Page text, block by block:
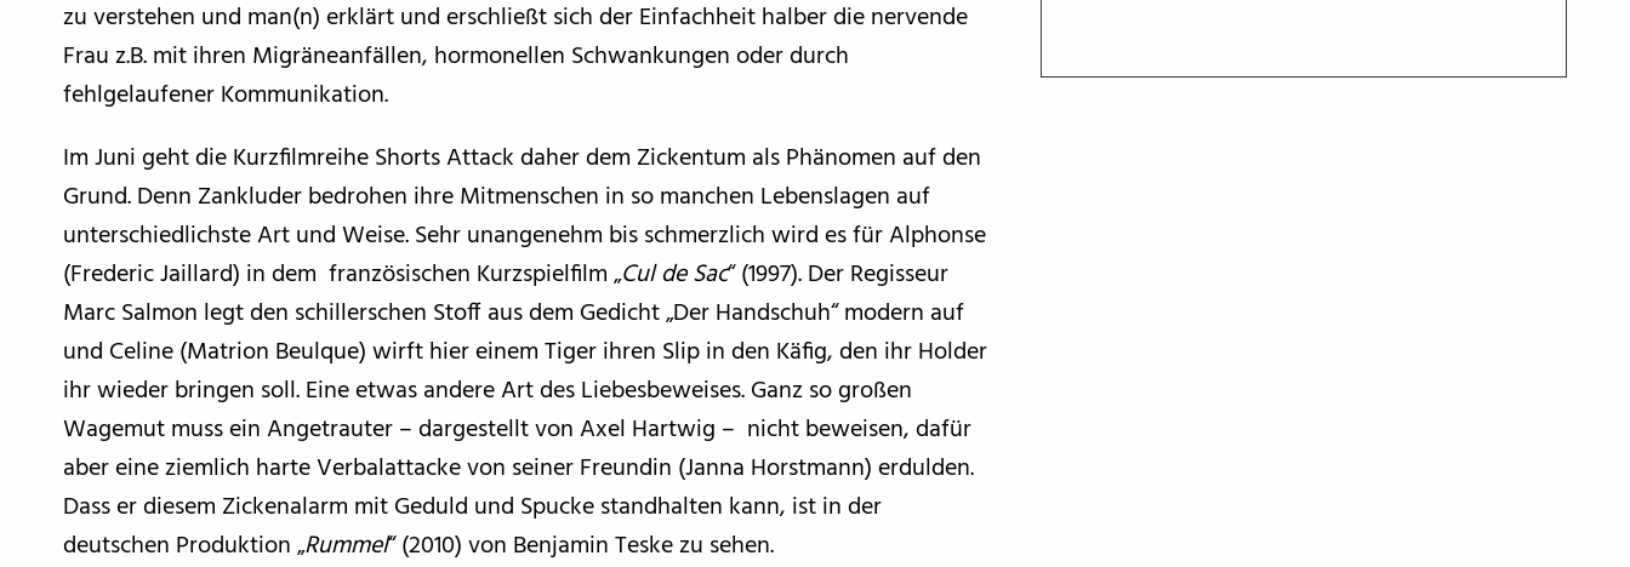
zu verstehen und man(n) erklärt und erschließt sich der Einfachheit halber die nervende
Frau z.B. mit ihren Migräneanfällen, hormonellen Schwankungen oder durch
fehlgelaufener Kommunikation.
Im Juni geht die Kurzfilmreihe Shorts Attack daher dem Zickentum als Phänomen auf den
Grund. Denn Zankluder bedrohen ihre Mitmenschen in so manchen Lebenslagen auf
unterschiedlichste Art und Weise. Sehr unangenehm bis schmerzlich wird es für Alphonse
(Frederic Jaillard) in dem französischen Kurzspielfilm „Cul de Sac“ (1997). Der Regisseur
Marc Salmon legt den schillerschen Stoff aus dem Gedicht „Der Handschuh“ modern auf
und Celine (Matrion Beulque) wirft hier einem Tiger ihren Slip in den Käfig, den ihr Holder
ihr wieder bringen soll. Eine etwas andere Art des Liebesbeweises. Ganz so großen
Wagemut muss ein Angetrauter – dargestellt von Axel Hartwig – nicht beweisen, dafür
aber eine ziemlich harte Verbalattacke von seiner Freundin (Janna Horstmann) erdulden.
Dass er diesem Zickenalarm mit Geduld und Spucke standhalten kann, ist in der
deutschen Produktion „Rummel“ (2010) von Benjamin Teske zu sehen.